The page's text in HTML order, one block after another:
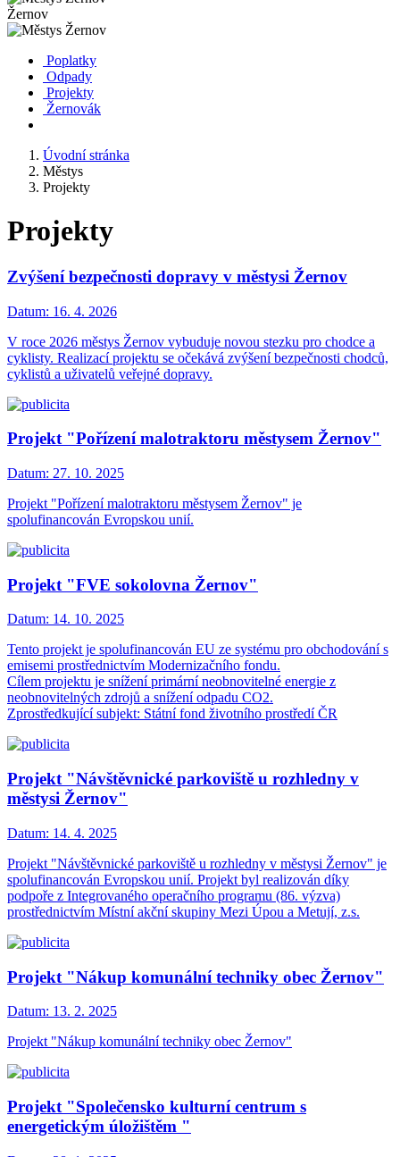
Žernov
Poplatky
Odpady
Projekty
Žernovák
Úvodní stránka
Městys
Projekty
Projekty
Zvýšení bezpečnosti dopravy v městysi Žernov
Datum: 16. 4. 2026
V roce 2026 městys Žernov vybuduje novou stezku pro chodce a
cyklisty. Realizací projektu se očekává zvýšení bezpečnosti chodců,
cyklistů a uživatelů veřejné dopravy.
Projekt "Pořízení malotraktoru městysem Žernov"
Datum: 27. 10. 2025
Projekt "Pořízení malotraktoru městysem Žernov" je
spolufinancován Evropskou unií.
Projekt "FVE sokolovna Žernov"
Datum: 14. 10. 2025
Tento projekt je spolufinancován EU ze systému pro obchodování s
emisemi prostřednictvím Modernizačního fondu.
Cílem projektu je snížení primární neobnovitelné energie z
neobnovitelných zdrojů a snížení odpadu CO2.
Zprostředkující subjekt: Státní fond životního prostředí ČR
Projekt "Návštěvnické parkoviště u rozhledny v
městysi Žernov"
Datum: 14. 4. 2025
Projekt "Návštěvnické parkoviště u rozhledny v městysi Žernov" je
spolufinancován Evropskou unií. Projekt byl realizován díky
podpoře z Integrovaného operačního programu (86. výzva)
prostřednictvím Místní akční skupiny Mezi Úpou a Metují, z.s.
Projekt "Nákup komunální techniky obec Žernov"
Datum: 13. 2. 2025
Projekt "Nákup komunální techniky obec Žernov"
Projekt "Společensko kulturní centrum s
energetickým úložištěm "